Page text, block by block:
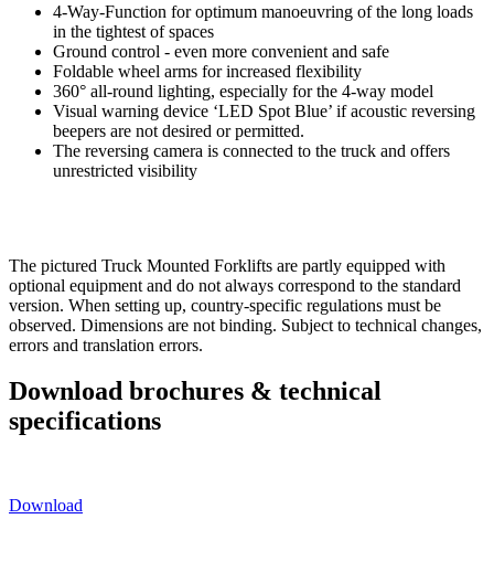
4-Way-Function for optimum manoeuvring of the long loads
in the tightest of spaces
Ground control - even more convenient and safe
Foldable wheel arms for increased flexibility
360° all-round lighting, especially for the 4-way model
Visual warning device ‘LED Spot Blue’ if acoustic reversing
beepers are not desired or permitted.
The reversing camera is connected to the truck and offers
unrestricted visibility
The pictured Truck Mounted Forklifts are partly equipped with
optional equipment and do not always correspond to the standard
version. When setting up, country-specific regulations must be
observed. Dimensions are not binding. Subject to technical changes,
errors and translation errors.
Download brochures & technical
specifications
Download